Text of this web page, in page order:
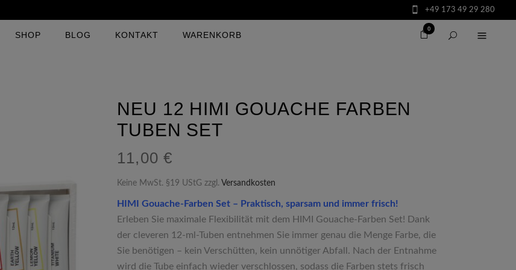
+49 173 49 29 280
0
SHOP BLOG KONTAKT WARENKORB
NEU 12 HIMI GOUACHE FARBEN
TUBEN SET
11,00€
Keine MwSt. §19 UStG zzgl. Versandkosten
HIMI Gouache-Farben Set – Praktisch, sparsam und immer frisch!
Erleben Sie maximale Flexibilität mit dem HIMI Gouache-Farben Set! Dank
der cleveren 12-ml-Tuben entnehmen Sie immer genau die Menge Farbe, die
Sie benötigen – kein Verschütten, kein unnötiger Abfall. Nach der Entnahme
wird die Tube einfach wieder verschlossen, sodass die Farben stets frisch